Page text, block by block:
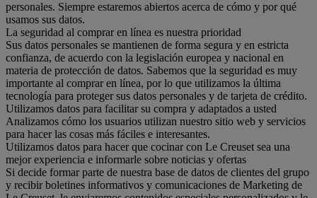
personales. Siempre estaremos abiertos acerca de cómo y por qué
usamos sus datos.
La seguridad al comprar en línea es nuestra prioridad
Sus datos personales se mantienen de forma segura y en estricta
confianza, de acuerdo con la legislación europea y nacional en
materia de protección de datos. Sabemos que la seguridad es muy
importante al comprar en línea, por lo que utilizamos la última
tecnología para proteger sus datos personales y de tarjeta de crédito.
Utilizamos datos para facilitar su compra y adaptados a usted
Analizamos cómo los usuarios utilizan nuestro sitio web y servicios
para hacer las cosas más fáciles e interesantes.
Utilizamos datos para hacer que cocinar con Le Creuset sea una
mejor experiencia e informarle sobre noticias y ofertas
Si decide formar parte de nuestra base de datos de clientes del grupo
y recibir boletines informativos y comunicaciones de Marketing de